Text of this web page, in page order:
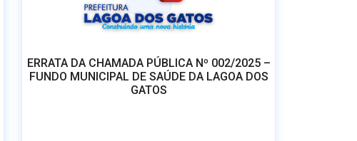
ERRATA DA CHAMADA PÚBLICA Nº 002/2025 –
FUNDO MUNICIPAL DE SAÚDE DA LAGOA DOS
GATOS